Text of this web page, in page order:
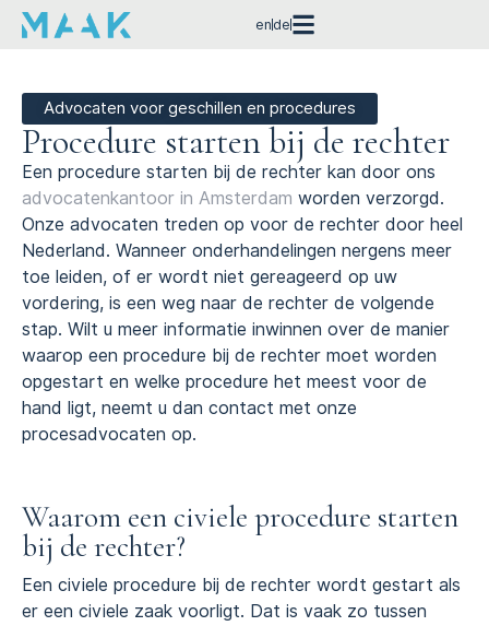
en de
Advocaten voor geschillen en procedures
Procedure starten bij de rechter
Een procedure starten bij de rechter kan door ons
advocatenkantoor in Amsterdam worden verzorgd.
Onze advocaten treden op voor de rechter door heel
Nederland. Wanneer onderhandelingen nergens meer
toe leiden, of er wordt niet gereageerd op uw
vordering, is een weg naar de rechter de volgende
stap. Wilt u meer informatie inwinnen over de manier
waarop een procedure bij de rechter moet worden
opgestart en welke procedure het meest voor de
hand ligt, neemt u dan contact met onze
procesadvocaten op.
Waarom een civiele procedure starten
bij de rechter?
Een civiele procedure bij de rechter wordt gestart als
er een civiele zaak voorligt. Dat is vaak zo tussen